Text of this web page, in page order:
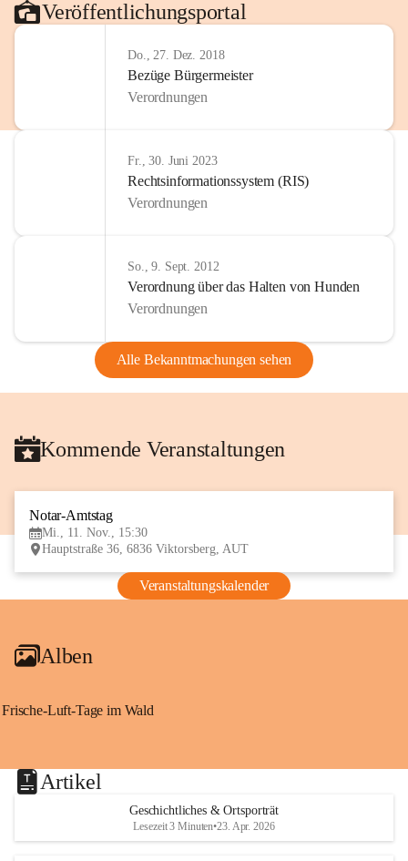
Veröffentlichungsportal
Do., 27. Dez. 2018
Bezüge Bürgermeister
Verordnungen
Fr., 30. Juni 2023
Rechtsinformationssystem (RIS)
Verordnungen
So., 9. Sept. 2012
Verordnung über das Halten von Hunden
Verordnungen
Alle Bekanntmachungen sehen
Kommende Veranstaltungen
Notar-Amtstag
Mi., 11. Nov., 15:30
Hauptstraße 36, 6836 Viktorsberg, AUT
Veranstaltungskalender
Alben
Frische-Luft-Tage im Wald
Artikel
Geschichtliches & Ortsporträt
Lesezeit 3 Minuten•23. Apr. 2026